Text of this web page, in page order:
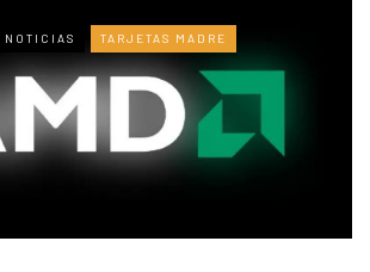
NOTICIAS TARJETAS MADRE